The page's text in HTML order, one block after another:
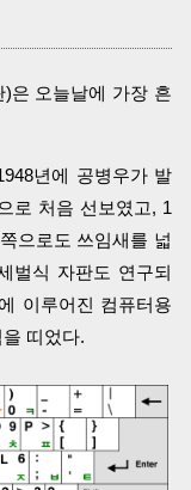
은 오늘날에 가장 흔
년에 공병우가 발
로 처음 선보였고, 1
으로도 쓰임새를 넓
벌식 자판도 연구되
이루어진 컴퓨터용
띠었다.